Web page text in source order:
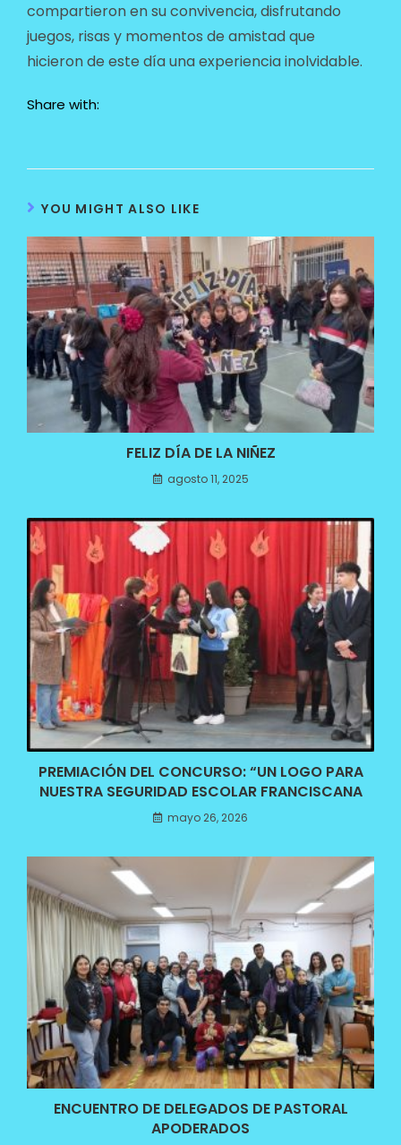
compartieron en su convivencia, disfrutando
juegos, risas y momentos de amistad que
hicieron de este día una experiencia inolvidable.
Share with:
YOU MIGHT ALSO LIKE
FELIZ DÍA DE LA NIÑEZ
agosto 11, 2025
PREMIACIÓN DEL CONCURSO: “UN LOGO PARA
NUESTRA SEGURIDAD ESCOLAR FRANCISCANA
mayo 26, 2026
ENCUENTRO DE DELEGADOS DE PASTORAL
APODERADOS